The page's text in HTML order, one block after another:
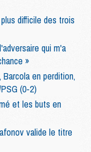
difficile des trois
qui m'a
»
en perdition,
(0-2)
et les buts en
valide le titre